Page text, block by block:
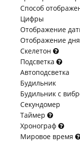
Способ
Цифры
Отображение
Отображение
Скелетон
Подсветка
Автоподсветка
Будильник
Будильник с
Секундомер
Таймер
Хронограф
Мировое время